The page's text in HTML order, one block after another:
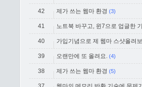
42 제가 쓰는 웹마 환경 (3)
41 노트북 바꾸고, 윈7으로 업글한
40 가입기념으로 제 웹마 스샷올려
39 오랜만에 또 올려요. (4)
38 제가 쓰는 웹마 환경 (5)